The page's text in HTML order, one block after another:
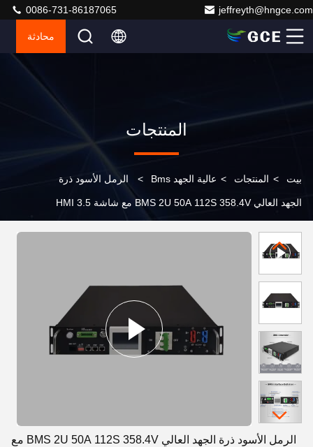
jeffreyth@hngce.com
0086-731-86187065
محادثة
المنتجات
بيت > المنتجات > عالية الجهد Bms > الرمل الأسود ذرة
الجهد العالي BMS 2U 50A 112S 358.4V مع شاشة HMI 3.5
الرمل الأسود ذرة الجهد العالي BMS 2U 50A 112S 358.4V مع